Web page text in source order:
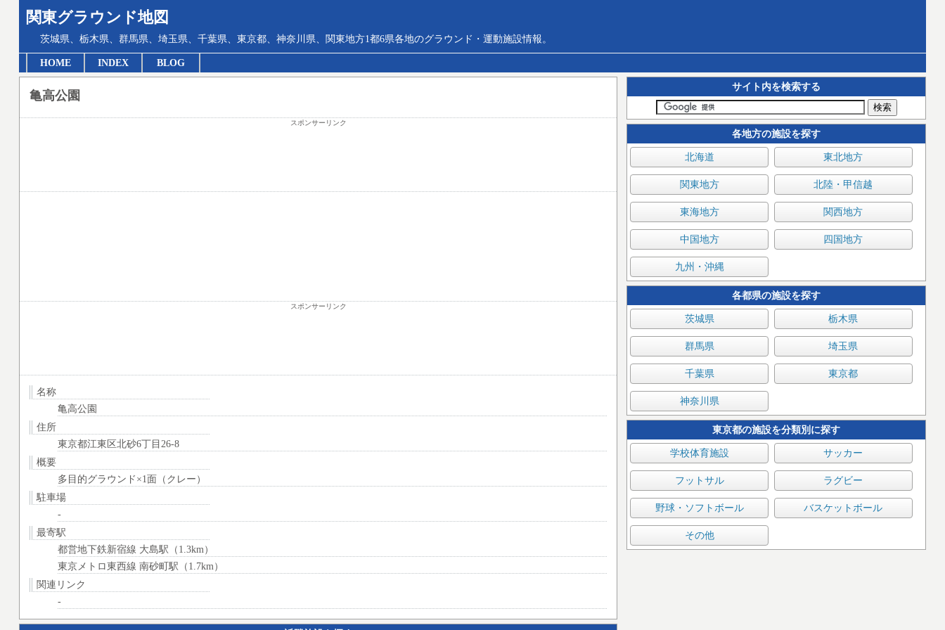
関東グラウンド地図
茨城県、栃木県、群馬県、埼玉県、千葉県、東京都、神奈川県、関東地方1都6県各地のグラウンド・運動施設情報。
HOME INDEX BLOG
サイト内を検索する
各地方の施設を探す
北海道 東北地方
関東地方 北陸・甲信越
東海地方 関西地方
中国地方 四国地方
九州・沖縄
各都県の施設を探す
茨城県 栃木県
群馬県 埼玉県
千葉県 東京都
神奈川県
東京都の施設を分類別に探す
学校体育施設 サッカー
フットサル ラグビー
野球・ソフトボール バスケットボール
その他
亀高公園
スポンサーリンク
スポンサーリンク
名称
亀高公園
住所
東京都江東区北砂6丁目26-8
概要
多目的グラウンド×1面（クレー）
駐車場
-
最寄駅
都営地下鉄新宿線 大島駅（1.3km）
東京メトロ東西線 南砂町駅（1.7km）
関連リンク
-